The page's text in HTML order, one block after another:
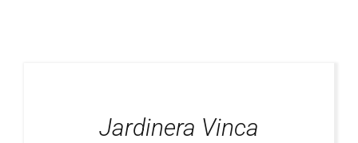
Jardinera Vinca